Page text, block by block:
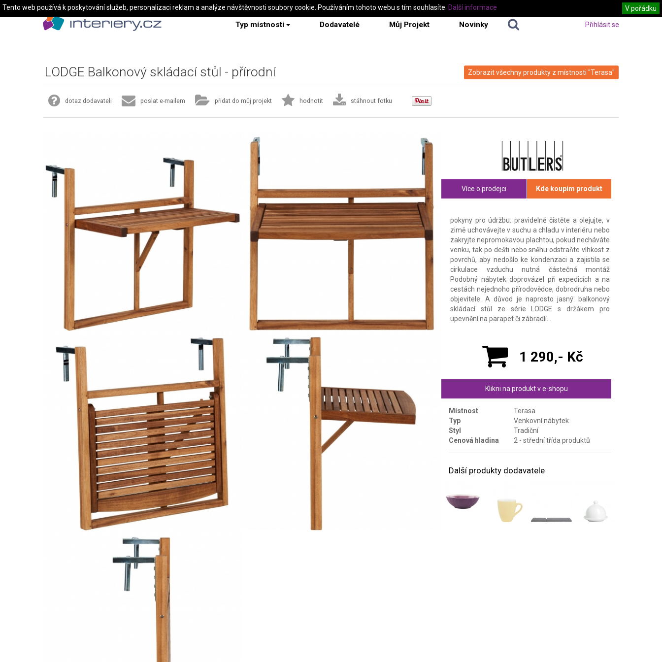
Typ místnosti Dodavatelé Můj Projekt Novinky Přihlásit se
Zobrazit všechny produkty z místnosti "Terasa"
LODGE Balkonový skládací stůl - přírodní
dotaz dodavateli poslat e-mailem přidat do můj projekt hodnotit stáhnout fotku
Více o prodejci Kde koupím produkt
pokyny pro údržbu: pravidelně čistěte a olejujte, v
zimě uchovávejte v suchu a chladu v interiéru nebo
zakryjte nepromokavou plachtou, pokud necháváte
venku, tak po dešti nebo sněhu odstraňte vlhkost z
povrchů, aby nedošlo ke kondenzaci a zajistila se
cirkulace vzduchu nutná částečná montáž
Podobný nábytek doprovázel při expedicích a na
cestách nejednoho přírodovědce, dobrodruha nebo
objevitele. A důvod je naprosto jasný: balkonový
skládací stůl ze série LODGE s držákem pro
upevnění na parapet či zábradlí…
1 290,- Kč
Klikni na produkt v e-shopu
Místnost
Terasa
Typ
Venkovní nábytek
Styl
Tradiční
Cenová hladina
2 - střední třída produktů
Další produkty dodavatele
Tento web používá k poskytování služeb, personalizaci reklam a analýze návštěvnosti soubory cookie. Používáním tohoto webu s tím souhlasíte. V pořádku
Další informace